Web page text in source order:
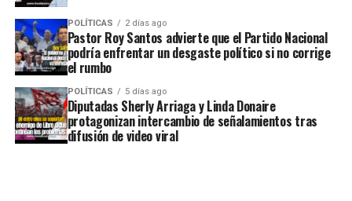
POLÍTICAS 2 días ago
Pastor Roy Santos advierte que el Partido Nacional
podría enfrentar un desgaste político si no corrige
el rumbo
POLÍTICAS 5 días ago
Diputadas Sherly Arriaga y Linda Donaire
protagonizan intercambio de señalamientos tras
difusión de video viral